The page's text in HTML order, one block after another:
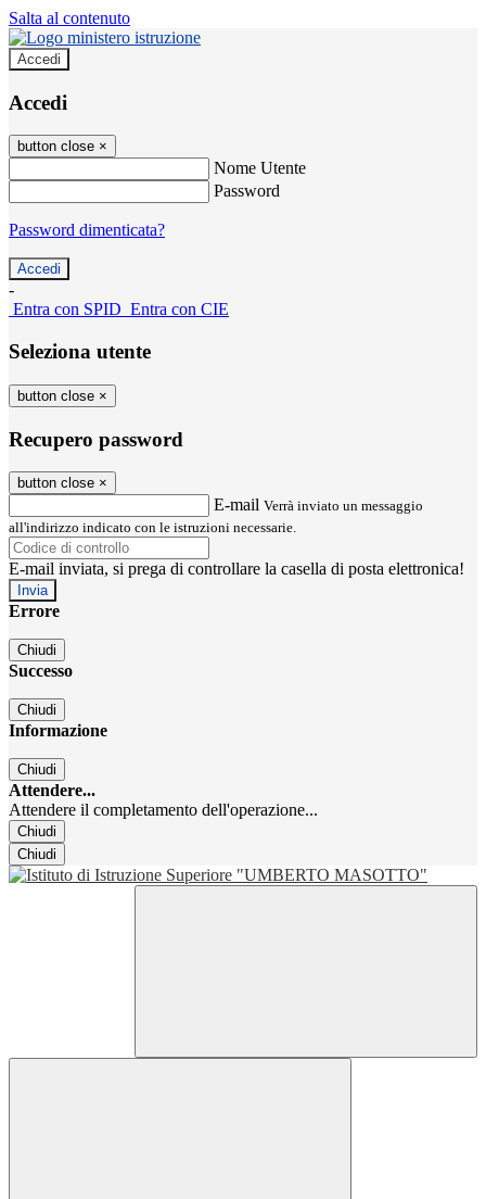
Salta al contenuto
Accedi
Accedi
button close ×
Nome Utente
Password
Password dimenticata?
-
Entra con SPID Entra con CIE
Seleziona utente
button close ×
Recupero password
button close ×
E-mail Verrà inviato un messaggio
all'indirizzo indicato con le istruzioni necessarie.
E-mail inviata, si prega di controllare la casella di posta elettronica!
Errore
Chiudi
Successo
Chiudi
Informazione
Chiudi
Attendere...
Attendere il completamento dell'operazione...
Chiudi
Chiudi